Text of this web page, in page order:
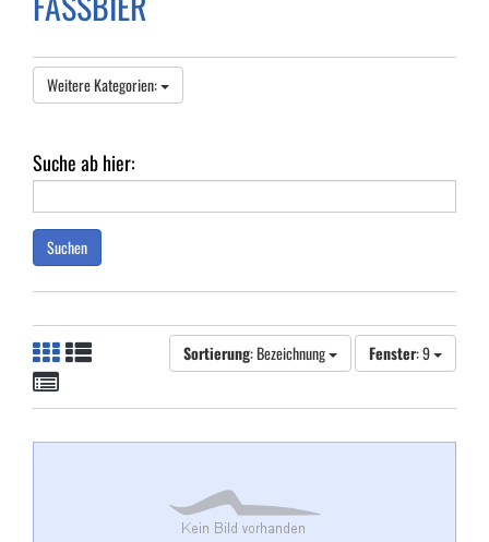
Weitere Kategorien:
Suche ab hier:
Suchen
Sortierung: Bezeichnung Fenster: 9